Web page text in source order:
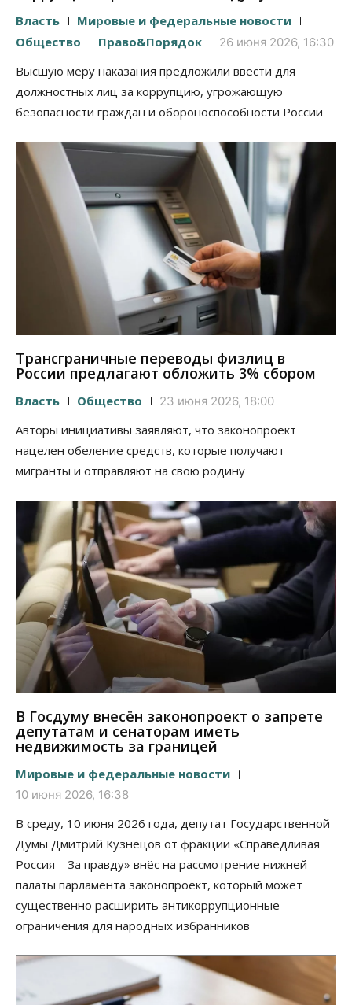
Власть
Мировые и федеральные новости
Общество
Право&Порядок 26 июня 2026, 16:30
Высшую меру наказания предложили ввести для
должностных лиц за коррупцию, угрожающую
безопасности граждан и обороноспособности России
Трансграничные переводы физлиц в
России предлагают обложить 3% сбором
Власть Общество 23 июня 2026, 18:00
Авторы инициативы заявляют, что законопроект
нацелен обеление средств, которые получают
мигранты и отправляют на свою родину
В Госдуму внесён законопроект о запрете
депутатам и сенаторам иметь
недвижимость за границей
Мировые и федеральные новости
10 июня 2026, 16:38
В среду, 10 июня 2026 года, депутат Государственной
Думы Дмитрий Кузнецов от фракции «Справедливая
Россия – За правду» внёс на рассмотрение нижней
палаты парламента законопроект, который может
существенно расширить антикоррупционные
ограничения для народных избранников